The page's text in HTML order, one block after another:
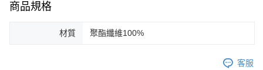
商品規格
材質 聚酯纖維100%
客服